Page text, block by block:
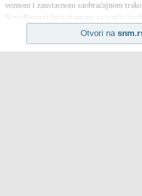
voznom i zaustavnom saobraćajnom
Novi Banovci biće otvorene za vozila iz
Otvori na